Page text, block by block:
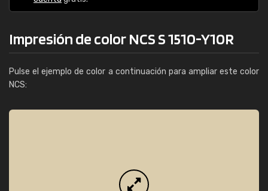
Impresión de color NCS S 1510-Y10R
Pulse el ejemplo de color a continuación para ampliar este color
NCS: